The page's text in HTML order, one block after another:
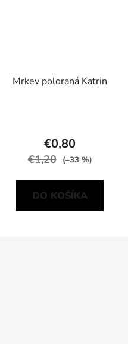
Mrkev poloraná Katrin
€0,80
€1,20 (–33 %)
DO KOŠÍKA